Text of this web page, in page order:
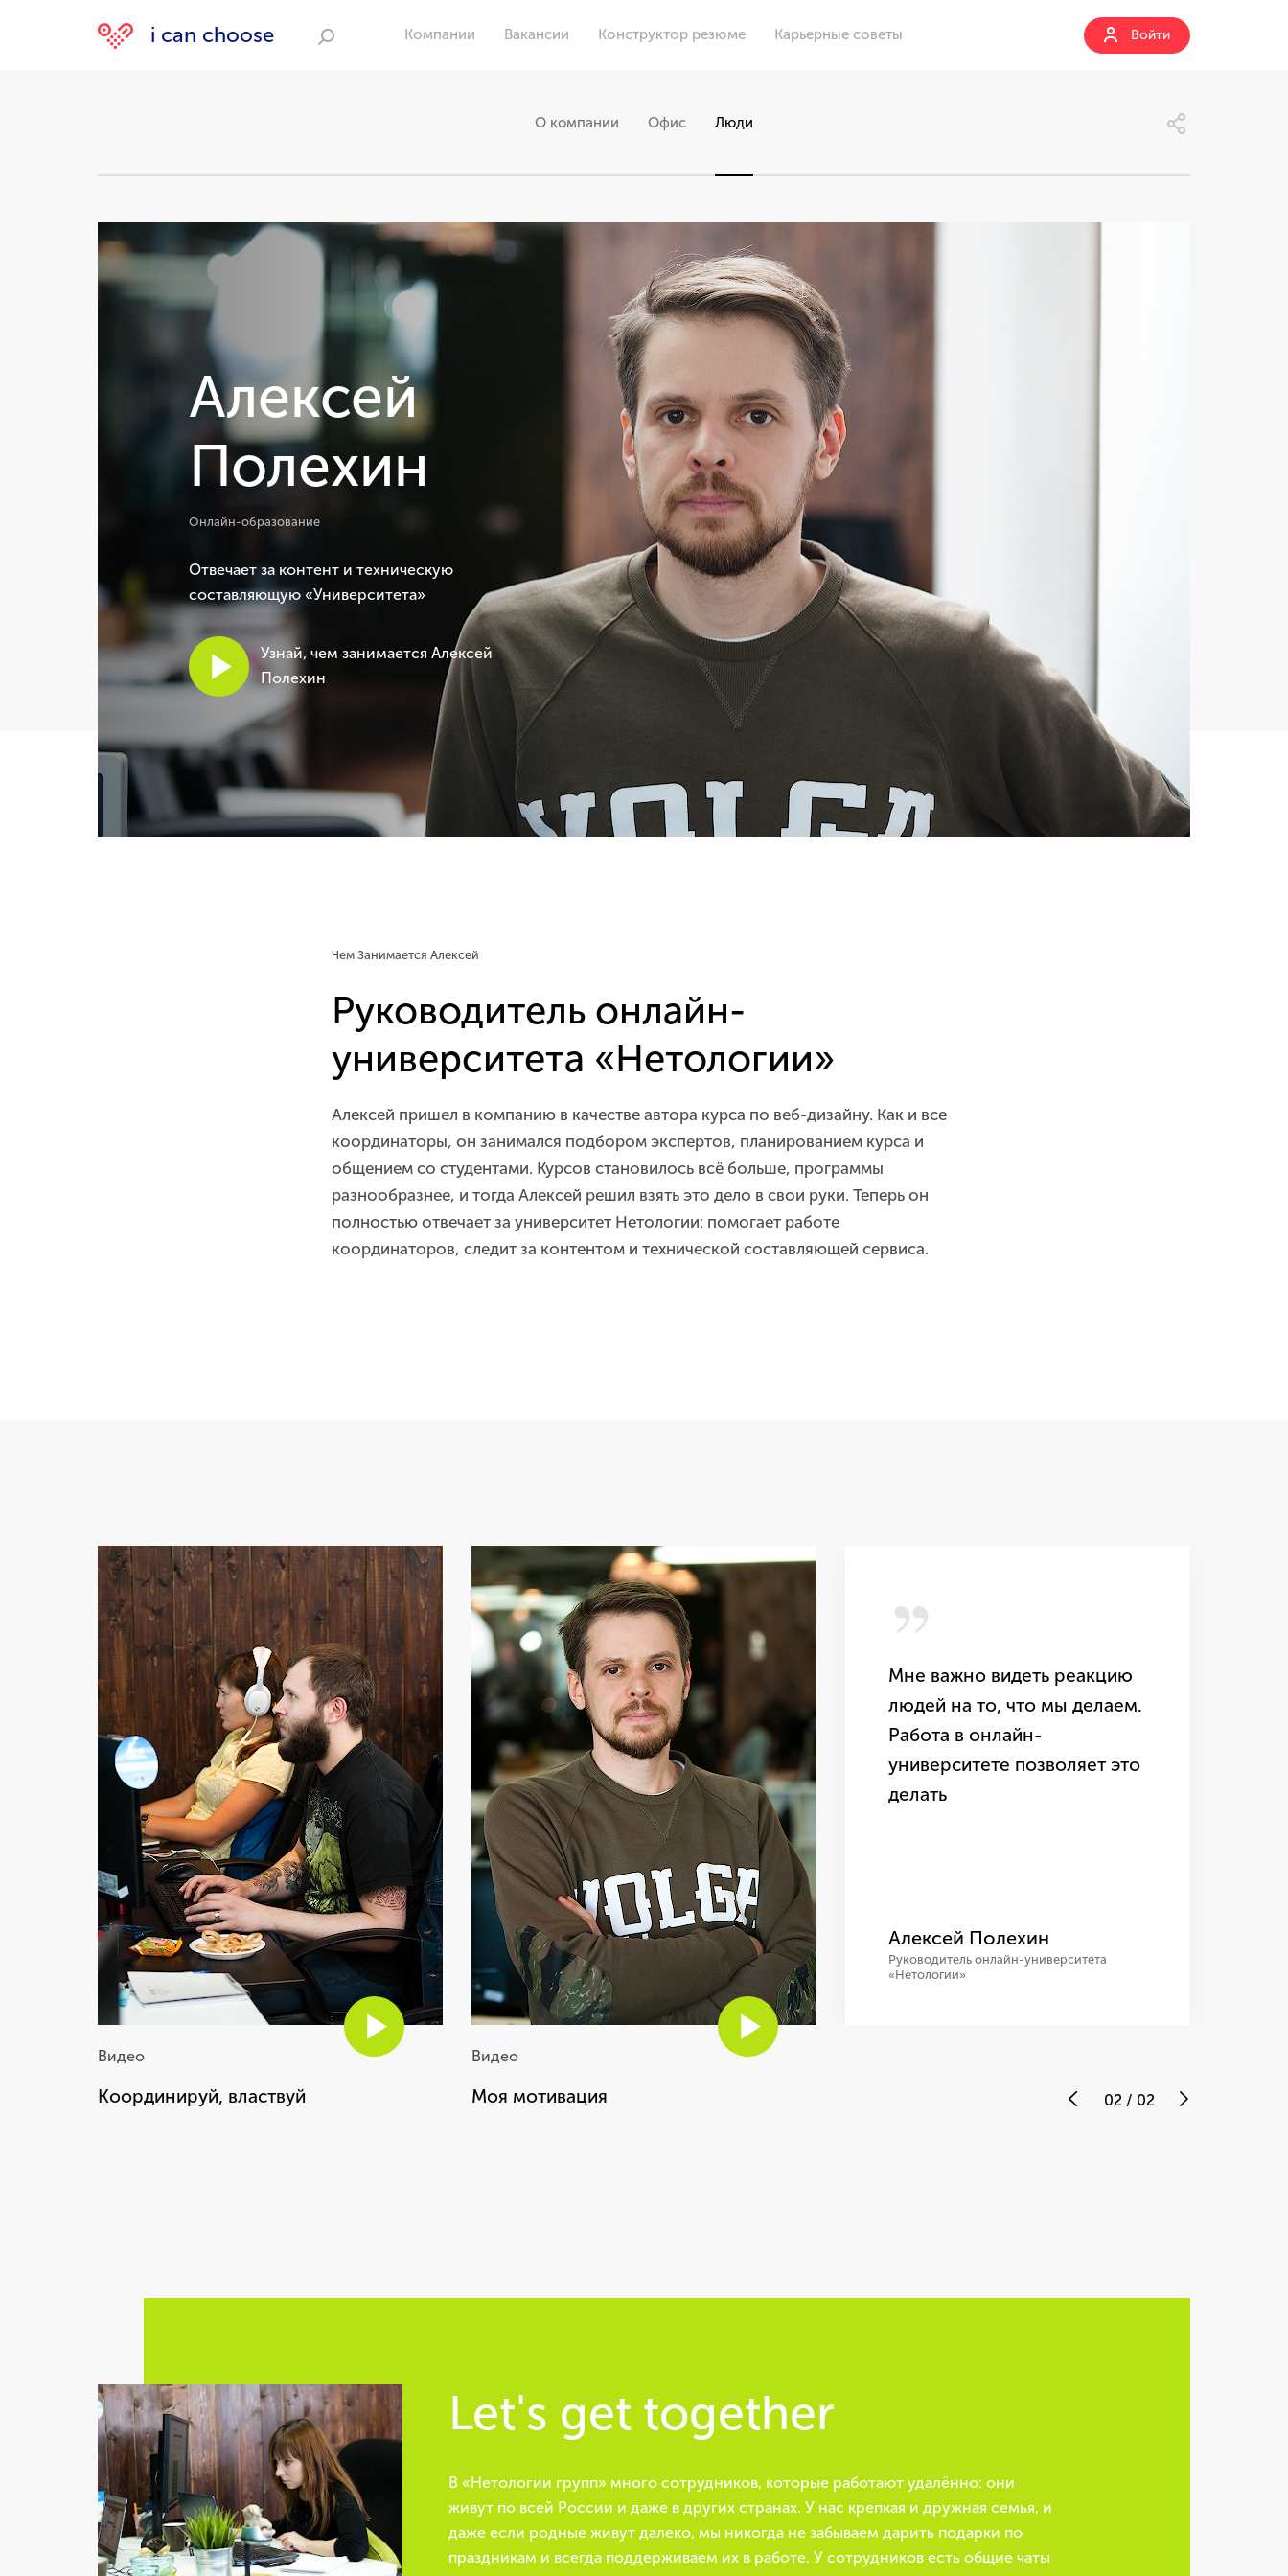
i can choose Компании Вакансии Конструктор резюме Карьерные советы Войти
О компании Офис Люди
Алексей
Полехин
Онлайн-образование
Отвечает за контент и техническую
составляющую «Университета»
Узнай, чем занимается Алексей
Полехин
Чем Занимается Алексей
Руководитель онлайн-
университета «Нетологии»
Алексей пришел в компанию в качестве автора курса по веб-дизайну. Как и все
координаторы, он занимался подбором экспертов, планированием курса и
общением со студентами. Курсов становилось всё больше, программы
разнообразнее, и тогда Алексей решил взять это дело в свои руки. Теперь он
полностью отвечает за университет Нетологии: помогает работе
координаторов, следит за контентом и технической составляющей сервиса.
Видео
Координируй, властвуй
Видео
Моя мотивация
,,
Мне важно видеть реакцию
людей на то, что мы делаем.
Работа в онлайн-
университете позволяет это
делать
Алексей Полехин
Руководитель онлайн-университета
«Нетологии»
,,
Каждый из наших
координаторов становится
немножко специалистом по
e-commerce, немножко
стартапером, немножко
web-дизайнером и так далее
Алексей Полехин
Руководитель онлайн-университета
«Нетологии»
,,
Мне важно видеть реакцию
людей на то, что мы делаем.
Работа в онлайн-
университете позволяет это
делать
Алексей Полехин
Руководитель онлайн-университета
«Нетологии»
02/ 02
Let's get together
В «Нетологии групп» много сотрудников, которые работают удалённо: они
живут по всей России и даже в других странах. У нас крепкая и дружная семья, и
даже если родные живут далеко, мы никогда не забываем дарить подарки по
праздникам и всегда поддерживаем их в работе. У сотрудников есть общие чаты